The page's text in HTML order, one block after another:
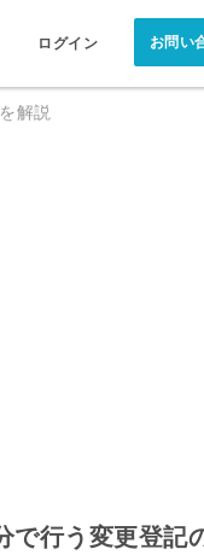
ログイン お問い
解説
で行う変更登記